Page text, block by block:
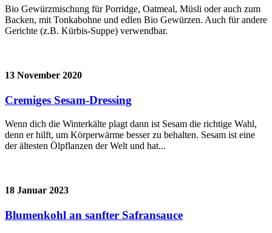
Bio Gewürzmischung für Porridge, Oatmeal, Müsli oder auch zum
Backen, mit Tonkabohne und edlen Bio Gewürzen. Auch für andere
Gerichte (z.B. Kürbis-Suppe) verwendbar.
13 November 2020
Cremiges Sesam-Dressing
Wenn dich die Winterkälte plagt dann ist Sesam die richtige Wahl,
denn er hilft, um Körperwärme besser zu behalten. Sesam ist eine
der ältesten Ölpflanzen der Welt und hat...
18 Januar 2023
Blumenkohl an sanfter Safransauce